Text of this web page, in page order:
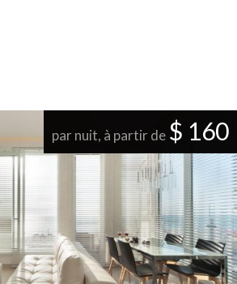
par nuit, à partir de $ 160